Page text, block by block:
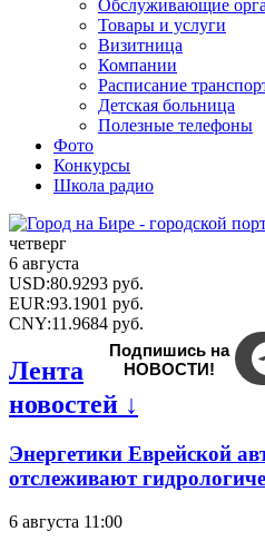
Обслуживающие
Товары и услуги
Визитница
Компании
Расписание
Детская больница
Полезные телефоны
Фото
Конкурсы
Школа радио
четверг
6 августа
USD:80.9293 руб.
EUR:93.1901 руб.
CNY:11.9684 руб.
Подпишись на
НОВОСТИ!
Лента
новостей ↓
Энергетики Еврейской
отслеживают
6 августа 11:00